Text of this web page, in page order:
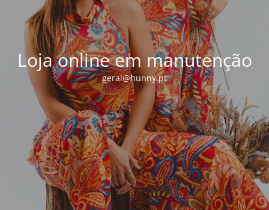
Loja online em manutenção
geral@hunny.pt